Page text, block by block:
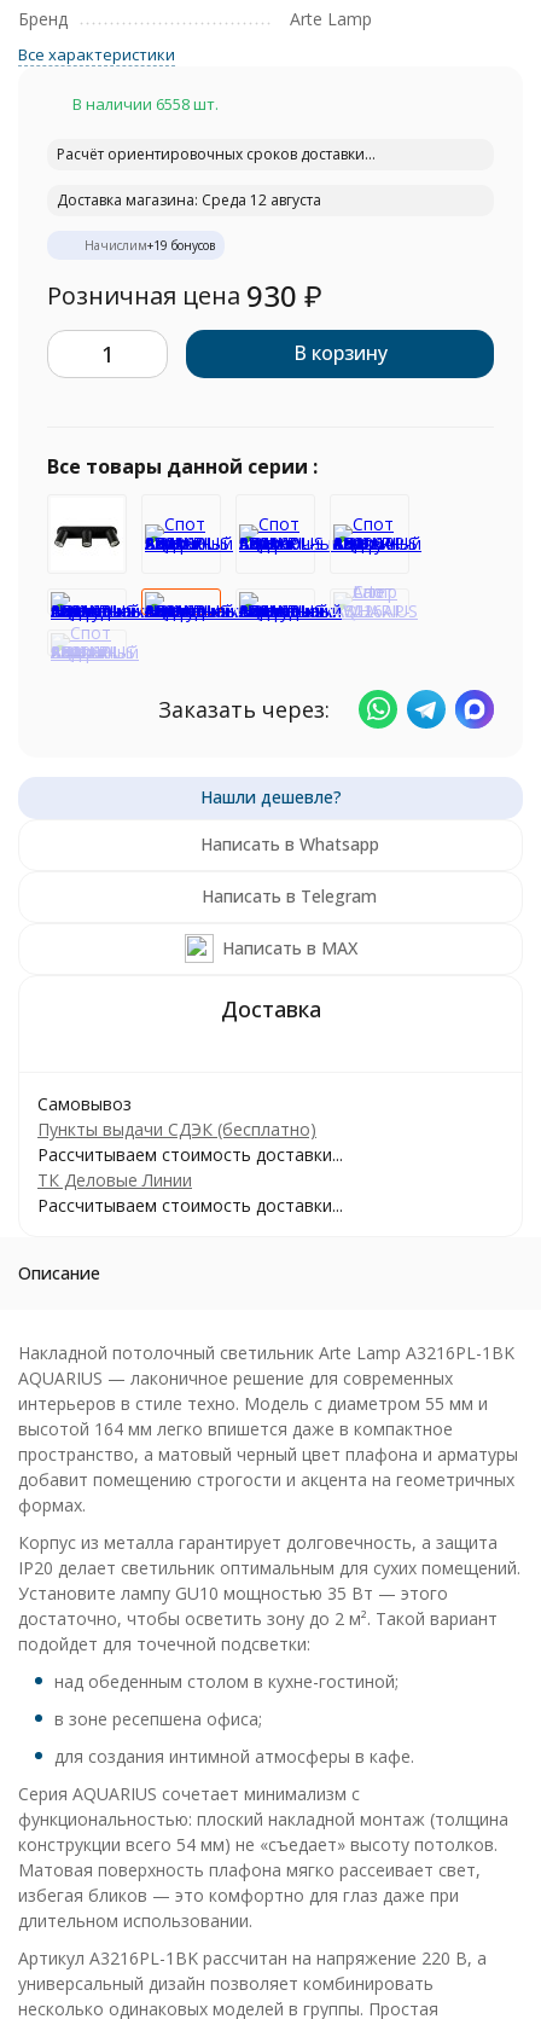
Бренд
Arte Lamp
Все характеристики
В наличии 6558 шт.
Расчёт ориентировочных сроков доставки...
Доставка магазина: Среда 12 августа
Начислим+19 бонусов
Розничная цена 930 ₽
В корзину
Все товары данной серии :
Заказать через:
Написать в Whatsapp
Написать в Telegram
Написать в MAX
Самовывоз
Пункты выдачи СДЭК (бесплатно)
Рассчитываем стоимость доставки...
ТК Деловые Линии
Рассчитываем стоимость доставки...
Описание
Накладной потолочный светильник Arte Lamp A3216PL-1BK
AQUARIUS — лаконичное решение для современных
интерьеров в стиле техно. Модель с диаметром 55 мм и
высотой 164 мм легко впишется даже в компактное
пространство, а матовый черный цвет плафона и арматуры
добавит помещению строгости и акцента на геометричных
формах.
Корпус из металла гарантирует долговечность, а защита
IP20 делает светильник оптимальным для сухих помещений.
Установите лампу GU10 мощностью 35 Вт — этого
достаточно, чтобы осветить зону до 2 м². Такой вариант
подойдет для точечной подсветки:
над обеденным столом в кухне-гостиной;
в зоне ресепшена офиса;
для создания интимной атмосферы в кафе.
Серия AQUARIUS сочетает минимализм с
функциональностью: плоский накладной монтаж (толщина
конструкции всего 54 мм) не «съедает» высоту потолков.
Матовая поверхность плафона мягко рассеивает свет,
избегая бликов — это комфортно для глаз даже при
длительном использовании.
Артикул A3216PL-1BK рассчитан на напряжение 220 В, а
универсальный дизайн позволяет комбинировать
несколько одинаковых моделей в группы. Простая